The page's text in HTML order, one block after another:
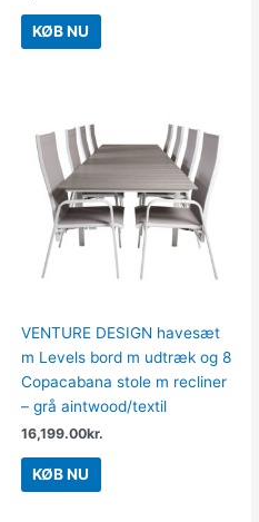
KØB NU
VENTURE DESIGN havesæt
m Levels bord m udtræk og 8
Copacabana stole m recliner
– grå aintwood/textil
16,199.00kr.
KØB NU